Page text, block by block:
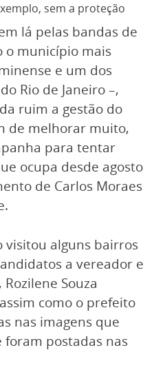
sem a proteção
lá pelas bandas de
o município mais
e um dos
Rio de Janeiro –,
ruim a gestão do
de melhorar muito,
para tentar
ocupa desde agosto
de Carlos Moraes
visitou alguns bairros
a vereador e
Souza
como o prefeito
nas imagens que
postadas nas